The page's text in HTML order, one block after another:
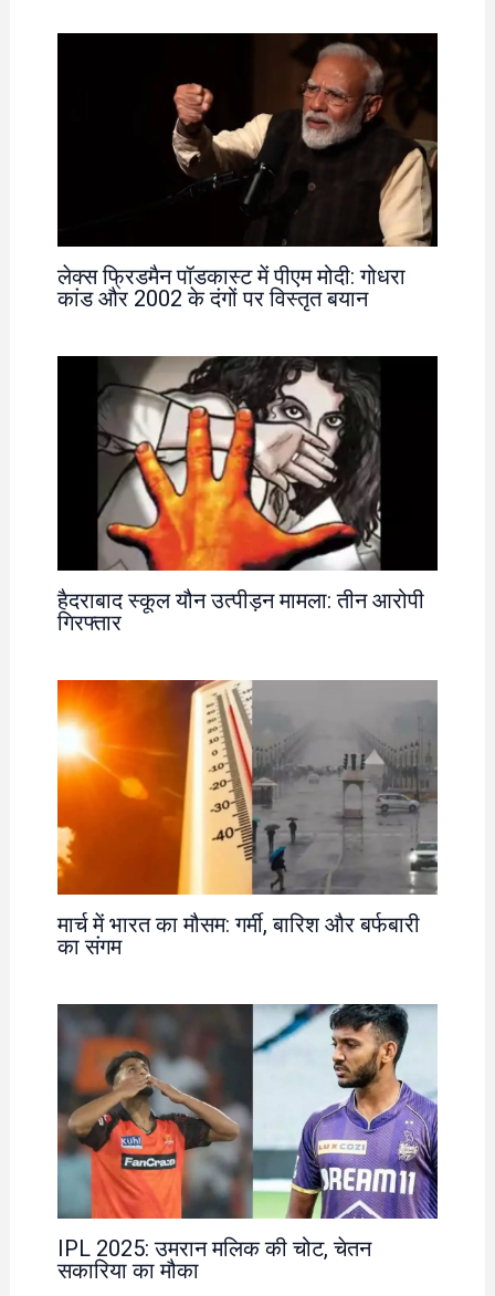
लेक्स फ्रिडमैन पॉडकास्ट में पीएम मोदी: गोधरा
कांड और 2002 के दंगों पर विस्तृत बयान
हैदराबाद स्कूल यौन उत्पीड़न मामला: तीन आरोपी
गिरफ्तार
मार्च में भारत का मौसम: गर्मी, बारिश और बर्फबारी
का संगम
IPL 2025: उमरान मलिक की चोट, चेतन
सकारिया का मौका